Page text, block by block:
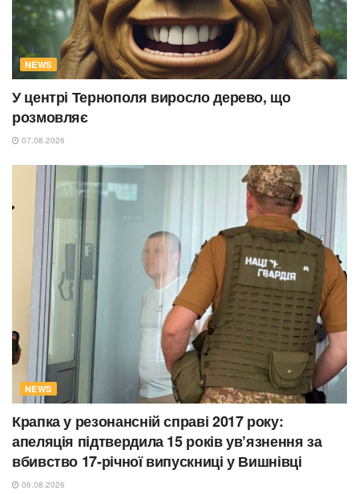
NEWS
У центрі Тернополя виросло дерево, що
розмовляє
07.08.2026
NEWS
Крапка у резонансній справі 2017 року:
апеляція підтвердила 15 років ув’язнення за
вбивство 17-річної випускниці у Вишнівці
06.08.2026